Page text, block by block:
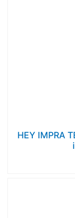
HEY IMPRA